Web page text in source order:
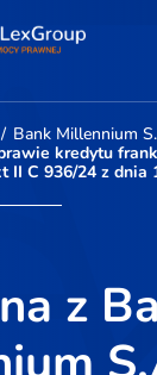
/ Bank Millennium
kredytu
II C 936/24 z dnia
z